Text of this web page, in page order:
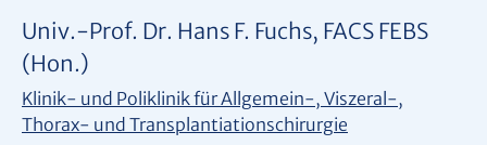
Univ.-Prof. Dr. Hans F. Fuchs, FACS FEBS
(Hon.)
Klinik- und Poliklinik für Allgemein-, Viszeral-,
Thorax- und Transplantiationschirurgie